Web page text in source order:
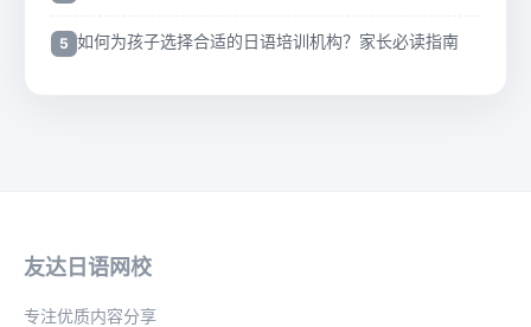
如何为孩子选择合适的日语培训机构？家长必读指南
友达日语网校
专注优质内容分享